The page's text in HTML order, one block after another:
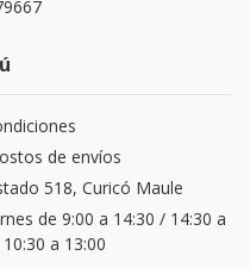
de envíos
518, Curicó Maule
de 9:00 a 14:30 / 14:30 a
a 13:00